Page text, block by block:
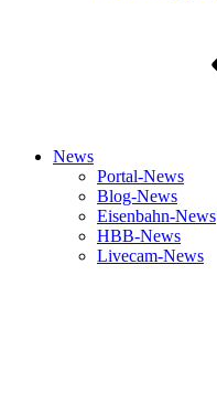
News
Portal-News
Blog-News
Eisenbahn-News
HBB-News
Livecam-News